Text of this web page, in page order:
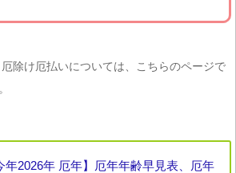
除け厄払いについては、こちらのページで
年2026年 厄年】厄年年齢早見表、厄年